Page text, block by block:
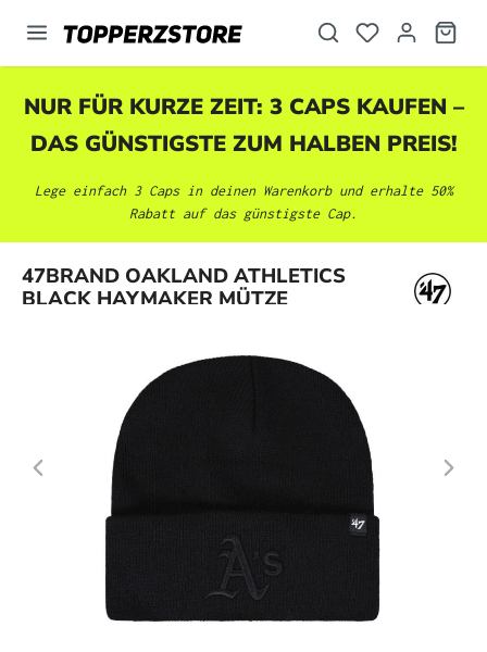
springen
NUR FÜR KURZE ZEIT: 3 CAPS KAUFEN –
DAS GÜNSTIGSTE ZUM HALBEN PREIS!
Lege einfach 3 Caps in deinen Warenkorb und erhalte 50%
Rabatt auf das günstigste Cap.
47BRAND OAKLAND ATHLETICS
BLACK HAYMAKER MÜTZE
Bildergalerie überspringen